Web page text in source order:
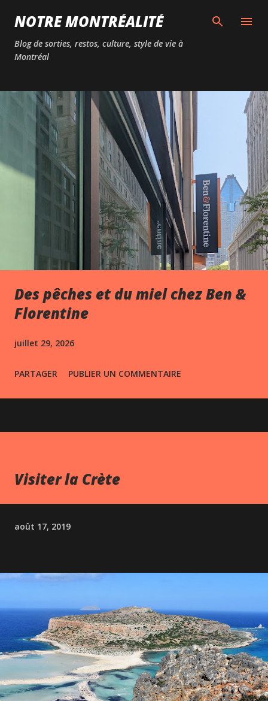
Passer au contenu principal
NOTRE MONTRÉALITÉ
Blog de sorties, restos, culture, style de vie à
Montréal
Des pêches et du miel chez Ben &
Florentine
juillet 29, 2026
PARTAGER PUBLIER UN COMMENTAIRE
Visiter la Crète
août 17, 2019